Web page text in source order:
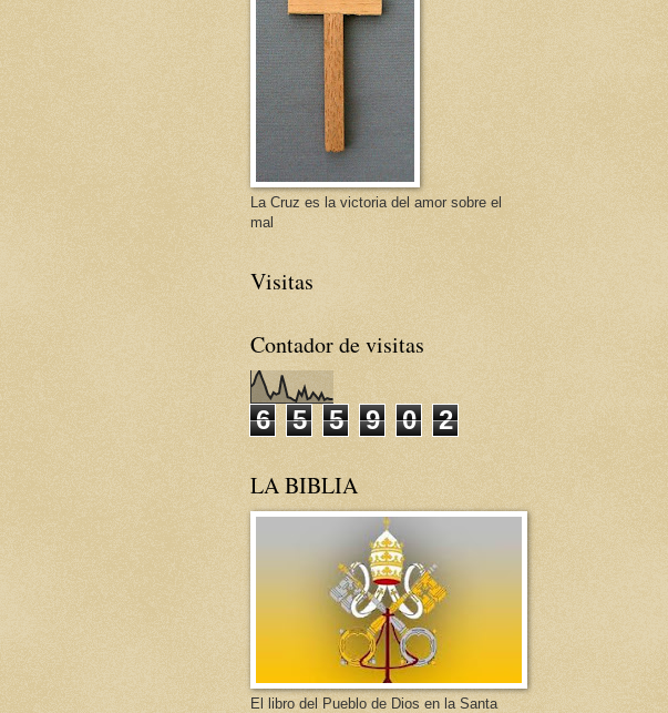
La Cruz es la victoria del amor sobre el
mal
Visitas
Contador de visitas
6 5 5 9 0 2
LA BIBLIA
El libro del Pueblo de Dios en la Santa